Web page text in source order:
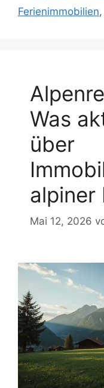
Ferienimmobilien,
Was
über
alpiner
Mai 12, 2026